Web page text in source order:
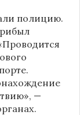
полицию.
—